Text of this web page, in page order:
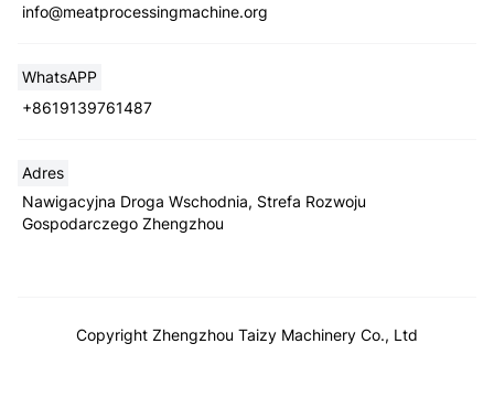
info@meatprocessingmachine.org
WhatsAPP
+8619139761487
Adres
Nawigacyjna Droga Wschodnia, Strefa Rozwoju
Gospodarczego Zhengzhou
Copyright Zhengzhou Taizy Machinery Co., Ltd